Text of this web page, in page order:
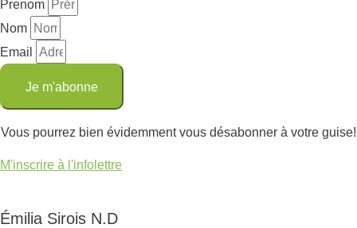
Prenom
Nom
Email
Je m'abonne
Vous pourrez bien évidemment vous désabonner à votre guise!
M'inscrire à l'infolettre
Émilia Sirois N.D